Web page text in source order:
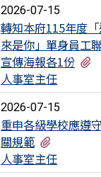
2026-07-15
轉知本府115年度
來是你」單身員工
宣傳海報各1份
人事室主任
2026-07-15
重申各級學校應遵
關規範
人事室主任